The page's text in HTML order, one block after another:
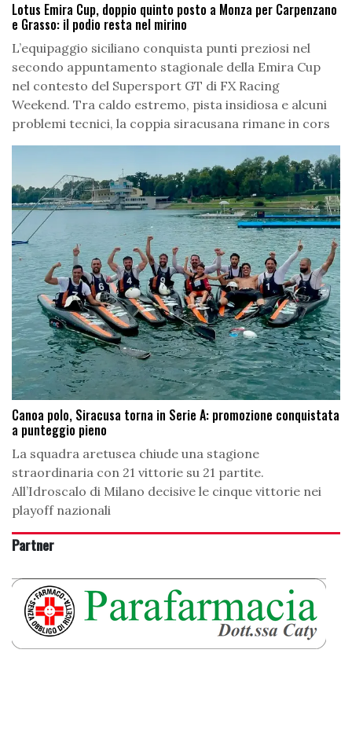
Lotus Emira Cup, doppio quinto posto a Monza per Carpenzano
e Grasso: il podio resta nel mirino
L’equipaggio siciliano conquista punti preziosi nel
secondo appuntamento stagionale della Emira Cup
nel contesto del Supersport GT di FX Racing
Weekend. Tra caldo estremo, pista insidiosa e alcuni
problemi tecnici, la coppia siracusana rimane in cors
Canoa polo, Siracusa torna in Serie A: promozione conquistata
a punteggio pieno
La squadra aretusea chiude una stagione
straordinaria con 21 vittorie su 21 partite.
All’Idroscalo di Milano decisive le cinque vittorie nei
playoff nazionali
Partner